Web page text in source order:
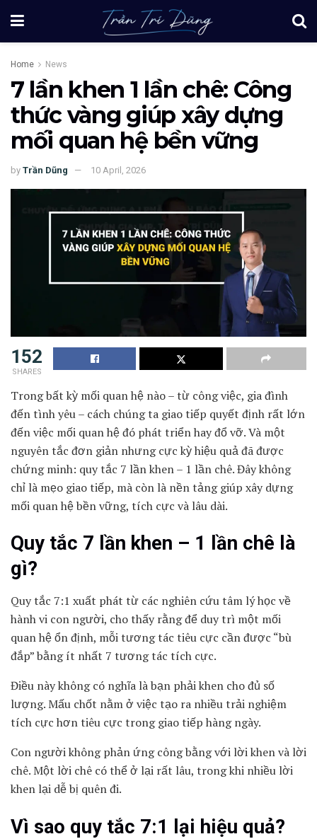
Home News
7 lần khen 1 lần chê: Công
thức vàng giúp xây dựng
mối quan hệ bền vững
by Trần Dũng 10 April, 2026
152
SHARES
Trong bất kỳ mối quan hệ nào – từ công việc, gia đình
đến tình yêu – cách chúng ta giao tiếp quyết định rất lớn
đến việc mối quan hệ đó phát triển hay đổ vỡ. Và một
nguyên tắc đơn giản nhưng cực kỳ hiệu quả đã được
chứng minh: quy tắc 7 lần khen – 1 lần chê. Đây không
chỉ là mẹo giao tiếp, mà còn là nền tảng giúp xây dựng
mối quan hệ bền vững, tích cực và lâu dài.
Quy tắc 7 lần khen – 1 lần chê là
gì?
Quy tắc 7:1 xuất phát từ các nghiên cứu tâm lý học về
hành vi con người, cho thấy rằng để duy trì một mối
quan hệ ổn định, mỗi tương tác tiêu cực cần được “bù
đắp” bằng ít nhất 7 tương tác tích cực.
Điều này không có nghĩa là bạn phải khen cho đủ số
lượng. Mấu chốt nằm ở việc tạo ra nhiều trải nghiệm
tích cực hơn tiêu cực trong giao tiếp hàng ngày.
Con người không phản ứng công bằng với lời khen và lời
chê. Một lời chê có thể ở lại rất lâu, trong khi nhiều lời
khen lại dễ bị quên đi.
Vì sao quy tắc 7:1 lại hiệu quả?